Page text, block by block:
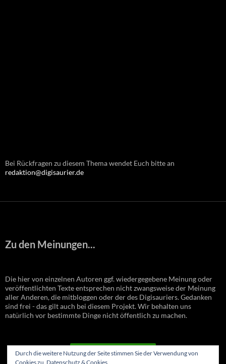
Bei Rückfragen zu diesem Thema wendet Euch bitte an
redaktion@digisaurier.de
Zu den Meinungen...
Die hier von einzelnen Autoren ggf. wiedergegebene Meinung oder
veröffentlichten Texte entsprechen nicht zwangsweise der Meinung
aller Anderen, die mitbloggen oder der des Digisauriers. Gedanken
sind frei - das gilt auch bei diesem Projekt. Wir behalten uns
natürlich vor bestimmte Dinge nicht öffentlich zu machen.
VERTRAG WIDERRUFEN
Durch die weitere Nutzung der Seite stimmen Sie der Verwendung von
Cookies zu. Datenschutz & Cookies